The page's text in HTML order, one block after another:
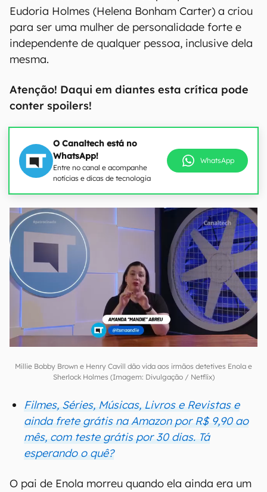
Eudoria Holmes (Helena Bonham Carter) a criou
para ser uma mulher de personalidade forte e
independente de qualquer pessoa, inclusive dela
mesma.
Atenção! Daqui em diantes esta crítica pode
conter spoilers!
O Canaltech está no
WhatsApp!
Entre no canal e acompanhe
notícias e dicas de tecnologia
WhatsApp
Millie Bobby Brown e Henry Cavill dão vida aos irmãos detetives Enola e
Sherlock Holmes (Imagem: Divulgação / Netflix)
Filmes, Séries, Músicas, Livros e Revistas e
ainda frete grátis na Amazon por R$ 9,90 ao
mês, com teste grátis por 30 dias. Tá
esperando o quê?
O pai de Enola morreu quando ela ainda era um